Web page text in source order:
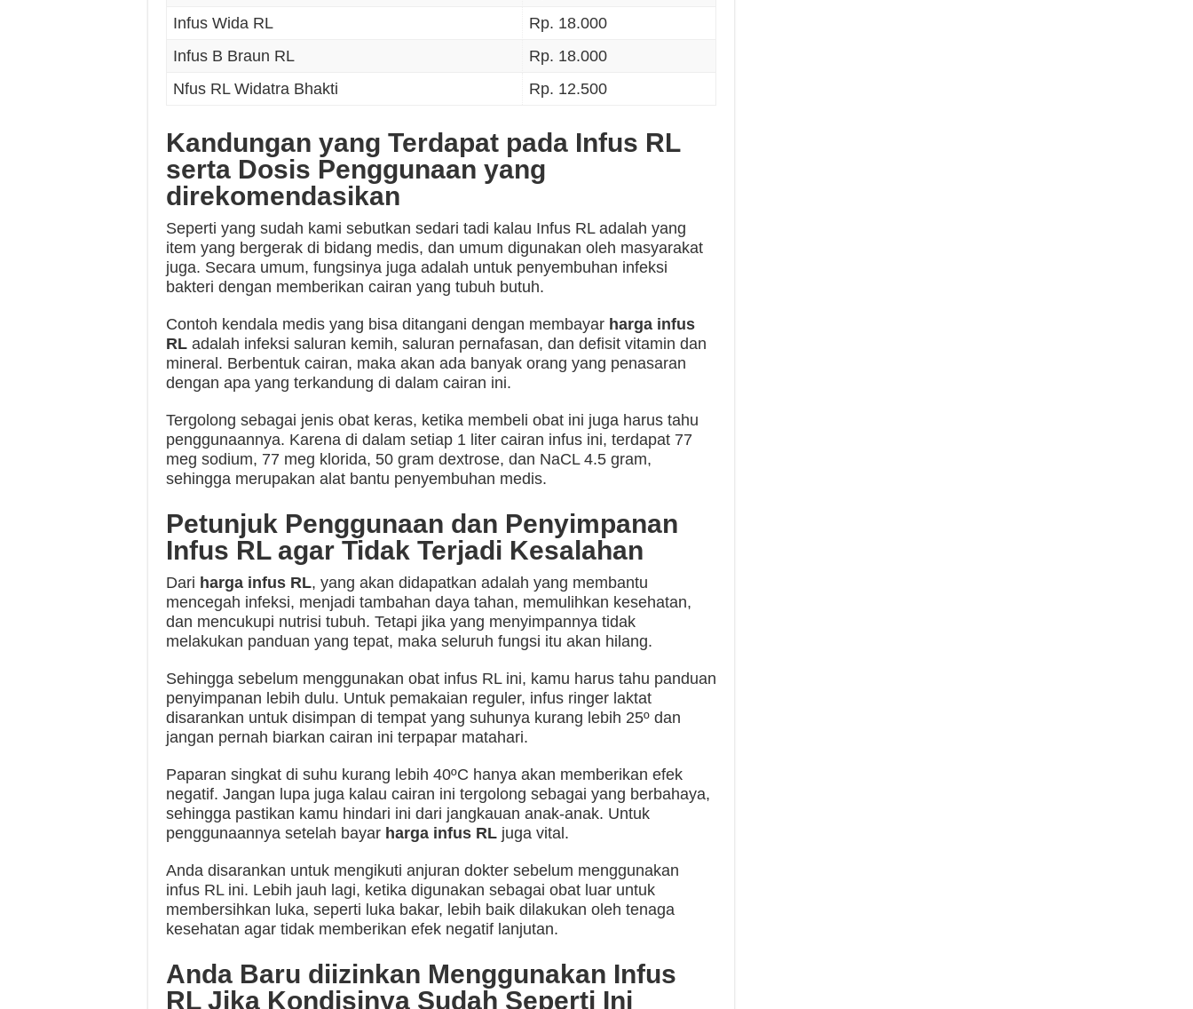
Infus Wida RL
Rp. 18.000
Infus B Braun RL
Rp. 18.000
Nfus RL Widatra Bhakti
Rp. 12.500
Kandungan yang Terdapat pada Infus RL
serta Dosis Penggunaan yang
direkomendasikan
Seperti yang sudah kami sebutkan sedari tadi kalau Infus RL adalah yang
item yang bergerak di bidang medis, dan umum digunakan oleh masyarakat
juga. Secara umum, fungsinya juga adalah untuk penyembuhan infeksi
bakteri dengan memberikan cairan yang tubuh butuh.
Contoh kendala medis yang bisa ditangani dengan membayar harga infus
RL adalah infeksi saluran kemih, saluran pernafasan, dan defisit vitamin dan
mineral. Berbentuk cairan, maka akan ada banyak orang yang penasaran
dengan apa yang terkandung di dalam cairan ini.
Tergolong sebagai jenis obat keras, ketika membeli obat ini juga harus tahu
penggunaannya. Karena di dalam setiap 1 liter cairan infus ini, terdapat 77
meg sodium, 77 meg klorida, 50 gram dextrose, dan NaCL 4.5 gram,
sehingga merupakan alat bantu penyembuhan medis.
Petunjuk Penggunaan dan Penyimpanan
Infus RL agar Tidak Terjadi Kesalahan
Dari harga infus RL, yang akan didapatkan adalah yang membantu
mencegah infeksi, menjadi tambahan daya tahan, memulihkan kesehatan,
dan mencukupi nutrisi tubuh. Tetapi jika yang menyimpannya tidak
melakukan panduan yang tepat, maka seluruh fungsi itu akan hilang.
Sehingga sebelum menggunakan obat infus RL ini, kamu harus tahu panduan
penyimpanan lebih dulu. Untuk pemakaian reguler, infus ringer laktat
disarankan untuk disimpan di tempat yang suhunya kurang lebih 25º dan
jangan pernah biarkan cairan ini terpapar matahari.
Paparan singkat di suhu kurang lebih 40ºC hanya akan memberikan efek
negatif. Jangan lupa juga kalau cairan ini tergolong sebagai yang berbahaya,
sehingga pastikan kamu hindari ini dari jangkauan anak-anak. Untuk
penggunaannya setelah bayar harga infus RL juga vital.
Anda disarankan untuk mengikuti anjuran dokter sebelum menggunakan
infus RL ini. Lebih jauh lagi, ketika digunakan sebagai obat luar untuk
membersihkan luka, seperti luka bakar, lebih baik dilakukan oleh tenaga
kesehatan agar tidak memberikan efek negatif lanjutan.
Anda Baru diizinkan Menggunakan Infus
RL Jika Kondisinya Sudah Seperti Ini